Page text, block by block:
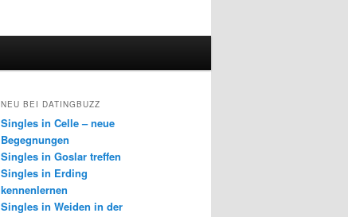
NEU BEI DATINGBUZZ
Singles in Celle – neue
Begegnungen
Singles in Goslar treffen
Singles in Erding
kennenlernen
Singles in Weiden in der